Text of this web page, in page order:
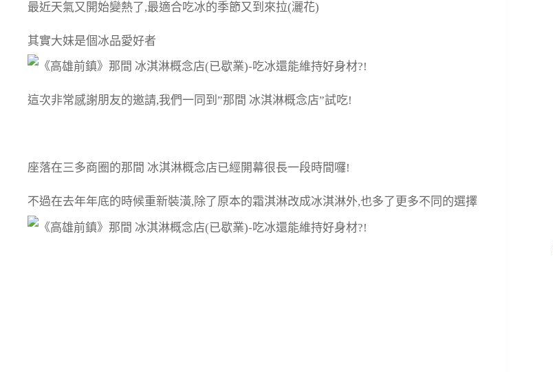
最近天氣又開始變熱了,最適合吃冰的季節又到來拉(灑花)
其實大妹是個冰品愛好者
這次非常感謝朋友的邀請,我們一同到”那間 冰淇淋概念店”試吃!
座落在三多商圈的那間 冰淇淋概念店已經開幕很長一段時間囉!
不過在去年年底的時候重新裝潢,除了原本的霜淇淋改成冰淇淋外,也多了更多不同的選擇